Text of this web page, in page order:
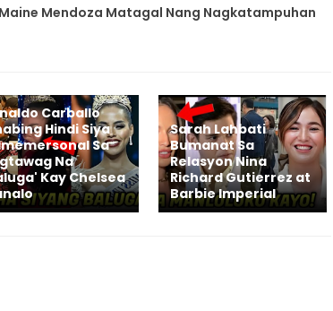
Mendoza Matagal Nang Nagkatampuhan
Carballo
Hindi Siya
Sa
Na
Kay Chelsea
Sarah Lahbati
Bumanat Sa
Relasyon Nina
Richard Gutierrez at
Barbie Imperial